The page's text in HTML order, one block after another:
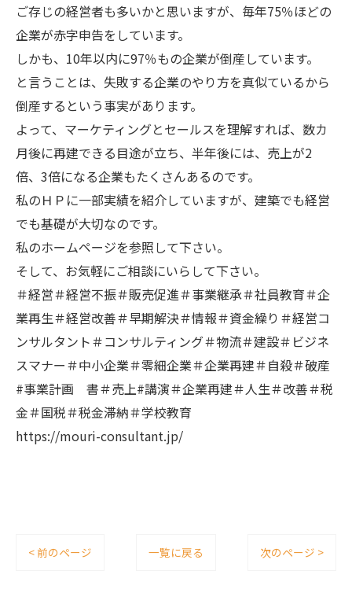
ご存じの経営者も多いかと思いますが、毎年75％ほどの
企業が赤字申告をしています。
しかも、10年以内に97％もの企業が倒産しています。
と言うことは、失敗する企業のやり方を真似ているから
倒産するという事実があります。
よって、マーケティングとセールスを理解すれば、数カ
月後に再建できる目途が立ち、半年後には、売上が2
倍、3倍になる企業もたくさんあるのです。
私のＨＰに一部実績を紹介していますが、建築でも経営
でも基礎が大切なのです。
私のホームページを参照して下さい。
そして、お気軽にご相談にいらして下さい。
＃経営＃経営不振＃販売促進＃事業継承＃社員教育＃企
業再生＃経営改善＃早期解決＃情報＃資金繰り＃経営コ
ンサルタント＃コンサルティング＃物流＃建設＃ビジネ
スマナー＃中小企業＃零細企業＃企業再建＃自殺＃破産
#事業計画 書＃売上#講演＃企業再建＃人生＃改善＃税
金＃国税＃税金滞納＃学校教育
https://mouri-consultant.jp/
< 前のページ 一覧に戻る 次のページ >